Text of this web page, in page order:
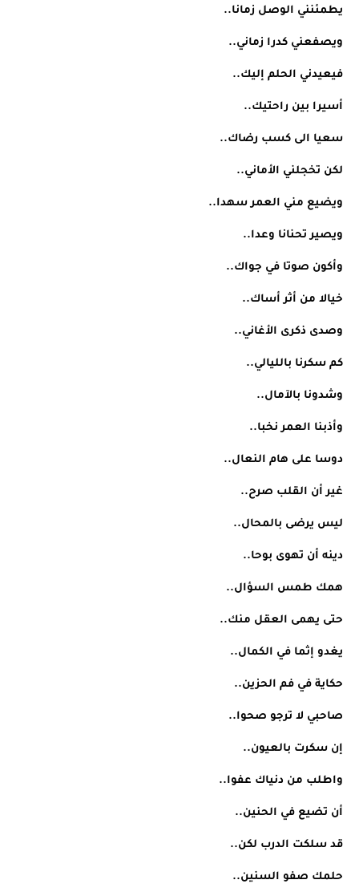
يطمئنني الوصل زمانا..
ويصفعني كدرا زماني..
فيعيدني الحلم إليك..
أسيرا بين راحتيك..
سعيا الى كسب رضاك..
لكن تخجلني الأماني..
ويضيع مني العمر سهدا..
ويصير تحنانا وعدا..
وأكون صوتا في جواك..
خيالا من أثر أساك..
وصدى ذكرى الأغاني..
كم سكرنا بالليالي..
وشدونا بالآمال..
وأذبنا العمر نخبا..
دوسا على هام النعال..
غير أن القلب صرح..
ليس يرضى بالمحال..
دينه أن تهوى بوحا..
همك طمس السؤال..
حتى يهمى العقل منك..
يغدو إثما في الكمال..
حكاية في فم الحزين..
صاحبي لا ترجو صحوا..
إن سكرت بالعيون..
واطلب من دنياك عفوا..
أن تضيع في الحنين..
قد سلكت الدرب لكن..
حلمك صفو السنين..